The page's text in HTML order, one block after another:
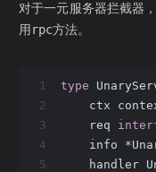
对于一元服务器拦截器
用rpc方法。
1
2
3
4
5
type
ctx
    req
info
handler